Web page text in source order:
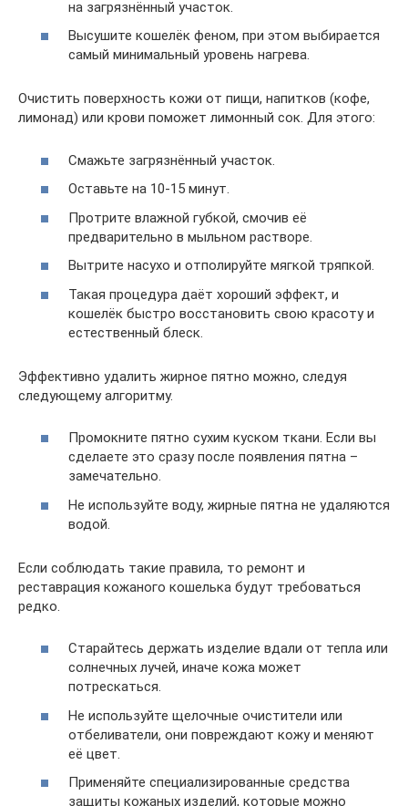
на загрязнённый участок.
Высушите кошелёк феном, при этом выбирается
самый минимальный уровень нагрева.
Очистить поверхность кожи от пищи, напитков (кофе,
лимонад) или крови поможет лимонный сок. Для этого:
Смажьте загрязнённый участок.
Оставьте на 10-15 минут.
Протрите влажной губкой, смочив её
предварительно в мыльном растворе.
Вытрите насухо и отполируйте мягкой тряпкой.
Такая процедура даёт хороший эффект, и
кошелёк быстро восстановить свою красоту и
естественный блеск.
Эффективно удалить жирное пятно можно, следуя
следующему алгоритму.
Промокните пятно сухим куском ткани. Если вы
сделаете это сразу после появления пятна –
замечательно.
Не используйте воду, жирные пятна не удаляются
водой.
Если соблюдать такие правила, то ремонт и
реставрация кожаного кошелька будут требоваться
редко.
Старайтесь держать изделие вдали от тепла или
солнечных лучей, иначе кожа может
потрескаться.
Не используйте щелочные очистители или
отбеливатели, они повреждают кожу и меняют
её цвет.
Применяйте специализированные средства
защиты кожаных изделий, которые можно